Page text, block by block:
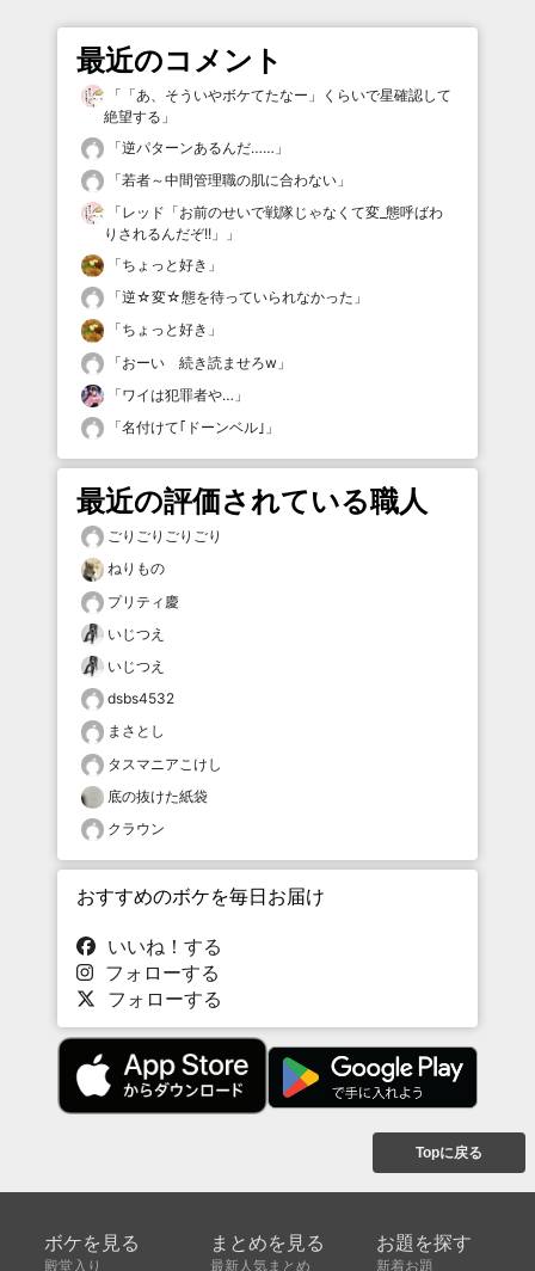
最近のコメント
「 「あ、そういやボケてたなー」くらいで星確認して
絶望する 」
「逆パターンあるんだ…… 」
「若者～中間管理職の肌に合わない 」
「レッド「お前のせいで戦隊じゃなくて変_態呼ばわ
りされるんだぞ!!」
」
「ちょっと好き 」
「逆☆変☆態を待っていられなかった 」
「ちょっと好き 」
「おーい 続き読ませろw 」
「ワイは犯罪者や… 」
「名付けて｢ドーンベル｣ 」
最近の評価されている職人
ごりごりごりごり
ねりもの
プリティ慶
いじつえ
いじつえ
dsbs4532
まさとし
タスマニアこけし
底の抜けた紙袋
クラウン
おすすめのボケを毎日お届け
いいね！する
フォローする
フォローする
Topに戻る
ボケを見る
殿堂入り
まとめを見る
最新人気まとめ
お題を探す
新着お題